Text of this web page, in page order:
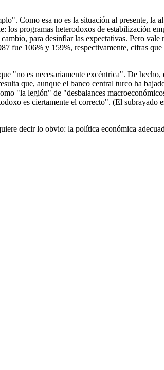
Como esa no es la situación al presente, la
los programas heterodoxos de estabilización
para desinflar las expectativas. Pero vale
fue 106% y 159%, respectivamente, cifras
"no es necesariamente excéntrica". De
que, aunque el banco central turco ha
"la legión" de "desbalances
es ciertamente el correcto". (El subrayado
decir lo obvio: la política económica